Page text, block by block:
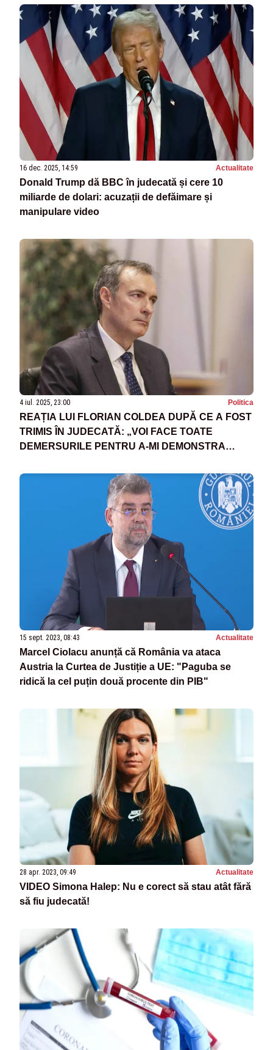
16 dec. 2025, 14:59 Actualitate
Donald Trump dă BBC în judecată și cere 10
miliarde de dolari: acuzații de defăimare și
manipulare video
4 iul. 2025, 23:00 Politica
REAȚIA LUI FLORIAN COLDEA DUPĂ CE A FOST
TRIMIS ÎN JUDECATĂ: „VOI FACE TOATE
DEMERSURILE PENTRU A-MI DEMONSTRA
15 sept. 2023, 08:43 Actualitate
Marcel Ciolacu anunță că România va ataca
Austria la Curtea de Justiție a UE: "Paguba se
ridică la cel puțin două procente din PIB"
28 apr. 2023, 09:49 Actualitate
VIDEO Simona Halep: Nu e corect să stau atât fără
să fiu judecată!